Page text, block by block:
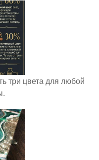
три цвета для любой